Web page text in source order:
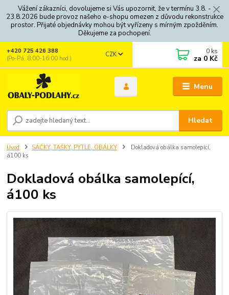
Vážení zákazníci, dovolujeme si Vás upozornit, že v termínu 3.8. -
23.8.2026 bude provoz našeho e-shopu omezen z důvodu rekonstrukce
prostor. Přijaté objednávky mohou být vyřízeny s mírným zpožděním.
Děkujeme za pochopení.
Menu
CZK
Hledat
+420 725 426 388
(Po-Pá, 8:00-16:00 hod.)
0 ks
za 0 Kč
Úvod SÁČKY, TAŠKY, PYTLE, OBÁLKY
Dokladová obálka samolepící,
á100 ks
Dokladová obálka samolepící,
á100 ks